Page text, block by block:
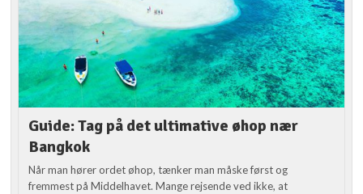
Guide: Tag på det ultimative øhop nær
Bangkok
Når man hører ordet øhop, tænker man måske først og
fremmest på Middelhavet. Mange rejsende ved ikke, at